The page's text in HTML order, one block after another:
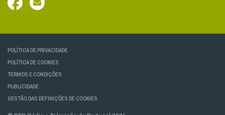
POLÍTICA DE PRIVACIDADE
POLÍTICA DE COOKIES
TERMOS E CONDIÇÕES
PUBLICIDADE
GESTÃO DAS DEFINIÇÕES DE COOKIES